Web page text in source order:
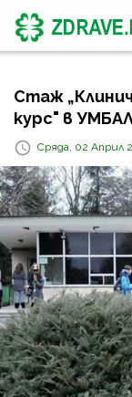
Стаж
курс" в
Сряда, 02 Април